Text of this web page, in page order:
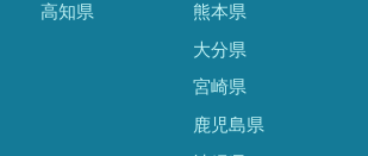
高知県
熊本県
大分県
宮崎県
鹿児島県